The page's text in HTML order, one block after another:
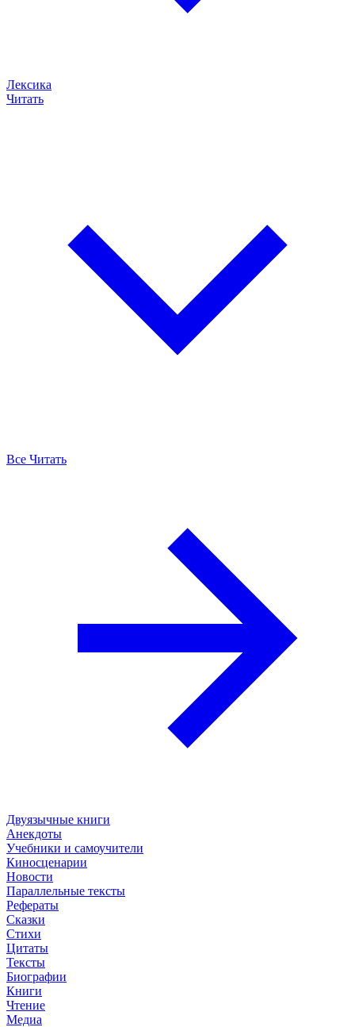
Лексика
Читать
Все Читать
Двуязычные книги
Анекдоты
Учебники и самоучители
Киносценарии
Новости
Параллельные тексты
Рефераты
Сказки
Стихи
Цитаты
Тексты
Биографии
Книги
Чтение
Медиа